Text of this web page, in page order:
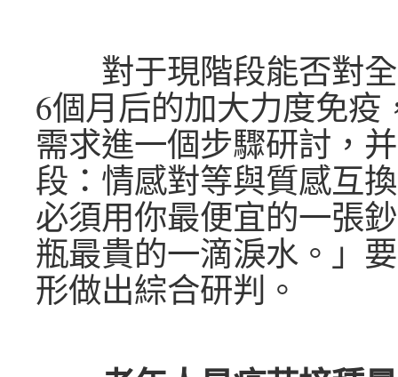
對于現階段能否對全
6個月后的加大力度免疫
需求進一個步驟研討，
段：情感對等與質感互
必須用你最便宜的一張
瓶最貴的一滴淚水。」
形做出綜合研判。